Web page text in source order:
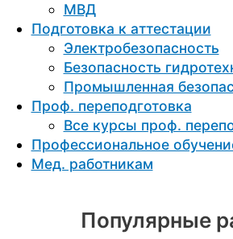
МВД
Подготовка к aттестации
Электробезопасность
Безопасность
Промышленная
Проф. переподготовка
Все курсы проф.
Профессиональное
Мед. работникам
Популярные